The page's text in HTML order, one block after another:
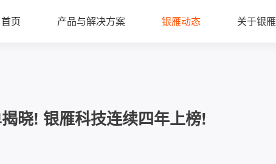
首页 产品与解决方案 银雁动态 关于银雁
晓! 银雁科技连续四年上榜!